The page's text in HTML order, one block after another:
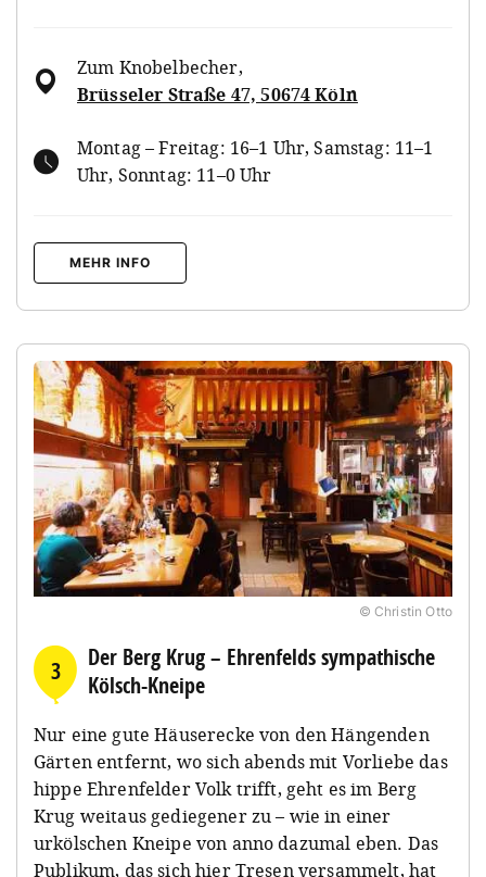
Zum Knobelbecher,
Brüsseler Straße 47, 50674 Köln
Montag – Freitag: 16–1 Uhr, Samstag: 11–1
Uhr, Sonntag: 11–0 Uhr
MEHR INFO
© Christin Otto
3
Der Berg Krug – Ehrenfelds sympathische
Kölsch-Kneipe
Nur eine gute Häuserecke von den Hängenden
Gärten entfernt, wo sich abends mit Vorliebe das
hippe Ehrenfelder Volk trifft, geht es im Berg
Krug weitaus gediegener zu – wie in einer
urkölschen Kneipe von anno dazumal eben. Das
Publikum, das sich hier Tresen versammelt, hat